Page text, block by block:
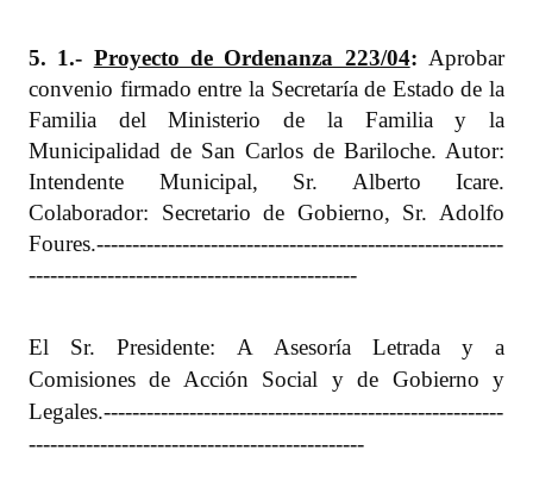
5. 1.- Proyecto de Ordenanza 223/04: Aprobar
convenio firmado entre la Secretaría de Estado de la
Familia del Ministerio de la Familia y la
Municipalidad de San Carlos de Bariloche. Autor:
Intendente Municipal, Sr. Alberto Icare.
Colaborador: Secretario de Gobierno, Sr. Adolfo
Foures.---------------------------------------------------------
----------------------------------------------
El Sr. Presidente: A Asesoría Letrada y a
Comisiones de Acción Social y de Gobierno y
Legales.--------------------------------------------------------
-----------------------------------------------